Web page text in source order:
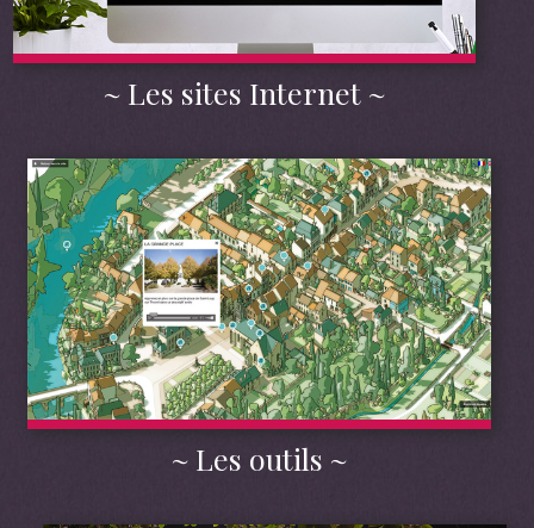
Les sites Internet
Les outils